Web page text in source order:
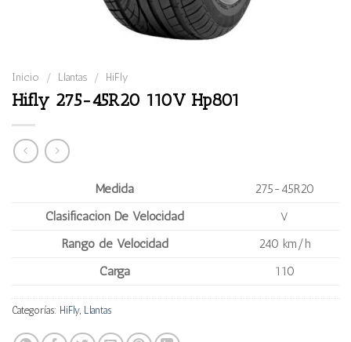
Inicio / Llantas / HiFly
Hifly 275-45R20 110V Hp801
Medida
275-45R20
Clasificación De Velocidad
V
Rango de Velocidad
240 km/h
Carga
110
Categorías: HiFly, Llantas